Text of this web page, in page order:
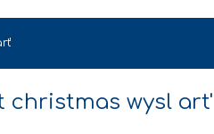
christmas wysl art'